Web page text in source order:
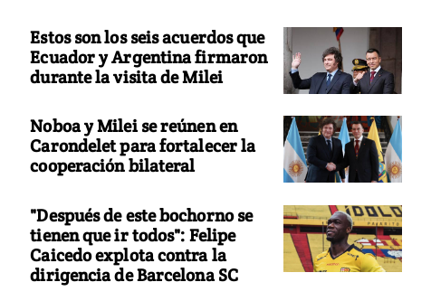
Estos son los seis acuerdos que
Ecuador y Argentina firmaron
durante la visita de Milei
Noboa y Milei se reúnen en
Carondelet para fortalecer la
cooperación bilateral
"Después de este bochorno se
tienen que ir todos": Felipe
Caicedo explota contra la
dirigencia de Barcelona SC